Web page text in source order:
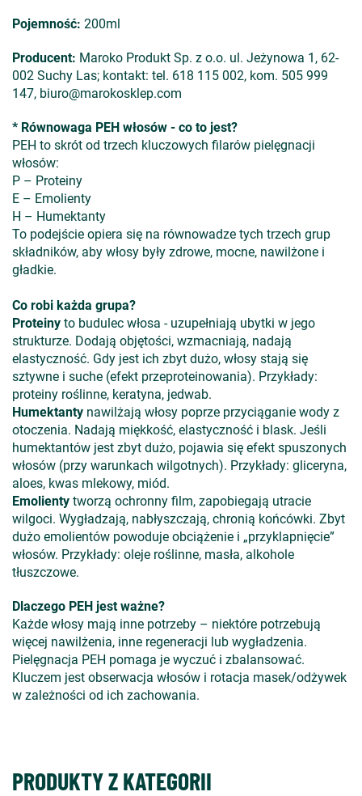
Pojemność: 200ml
Producent: Maroko Produkt Sp. z o.o. ul. Jeżynowa 1, 62-
002 Suchy Las; kontakt: tel. 618 115 002, kom. 505 999
147, biuro@marokosklep.com
* Równowaga PEH włosów - co to jest?
PEH to skrót od trzech kluczowych filarów pielęgnacji
włosów:
P – Proteiny
E – Emolienty
H – Humektanty
To podejście opiera się na równowadze tych trzech grup
składników, aby włosy były zdrowe, mocne, nawilżone i
gładkie.
Co robi każda grupa?
Proteiny to budulec włosa - uzupełniają ubytki w jego
strukturze. Dodają objętości, wzmacniają, nadają
elastyczność. Gdy jest ich zbyt dużo, włosy stają się
sztywne i suche (efekt przeproteinowania). Przykłady:
proteiny roślinne, keratyna, jedwab.
Humektanty nawilżają włosy poprze przyciąganie wody z
otoczenia. Nadają miękkość, elastyczność i blask. Jeśli
humektantów jest zbyt dużo, pojawia się efekt spuszonych
włosów (przy warunkach wilgotnych). Przykłady: gliceryna,
aloes, kwas mlekowy, miód.
Emolienty tworzą ochronny film, zapobiegają utracie
wilgoci. Wygładzają, nabłyszczają, chronią końcówki. Zbyt
dużo emolientów powoduje obciążenie i „przyklapnięcie”
włosów. Przykłady: oleje roślinne, masła, alkohole
tłuszczowe.
Dlaczego PEH jest ważne?
Każde włosy mają inne potrzeby – niektóre potrzebują
więcej nawilżenia, inne regeneracji lub wygładzenia.
Pielęgnacja PEH pomaga je wyczuć i zbalansować.
Kluczem jest obserwacja włosów i rotacja masek/odżywek
w zależności od ich zachowania.
PRODUKTY Z KATEGORII